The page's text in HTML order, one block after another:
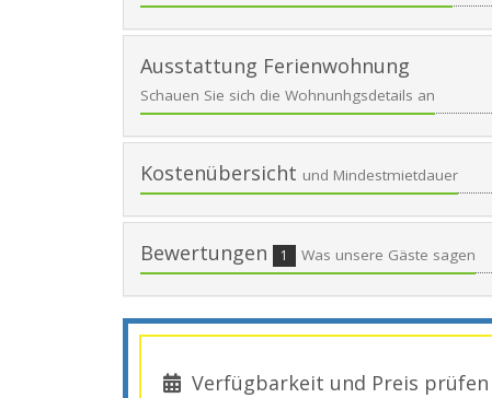
Ausstattung Ferienwohnung
Schauen Sie sich die Wohnunhgsdetails an
Kostenübersicht und Mindestmietdauer
Bewertungen 1 Was unsere Gäste sagen
Verfügbarkeit und Preis prüfen